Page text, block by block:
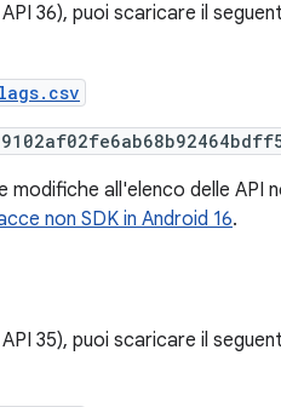
API 36), puoi scaricare il
modifiche all'elenco delle API
non SDK in Android 16.
API 35), puoi scaricare il